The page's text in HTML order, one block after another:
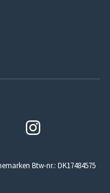
Btw-nr.: DK17484575